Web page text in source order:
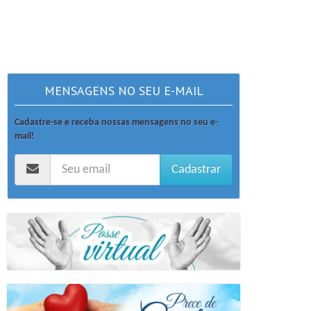
MENSAGENS NO SEU E-MAIL
Cadastre-se e receba nossas mensagens no seu e-
mail!
Cadastrar